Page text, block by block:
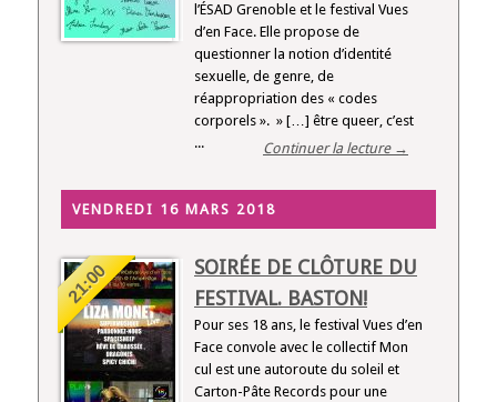
l’ÉSAD Grenoble et le festival Vues
d’en Face. Elle propose de
questionner la notion d’identité
sexuelle, de genre, de
réappropriation des « codes
corporels ». » […] être queer, c’est
...
Continuer la lecture →
VENDREDI 16 MARS 2018
21:00
SOIRÉE DE CLÔTURE DU
FESTIVAL. BASTON!
Pour ses 18 ans, le festival Vues d’en
Face convole avec le collectif Mon
cul est une autoroute du soleil et
Carton-Pâte Records pour une